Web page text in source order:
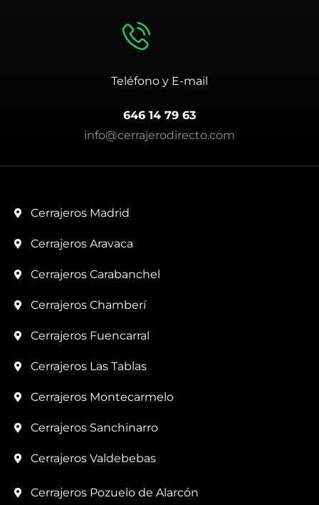
Teléfono y E-mail
646 14 79 63
info@cerrajerodirecto.com
Cerrajeros Madrid
Cerrajeros Aravaca
Cerrajeros Carabanchel
Cerrajeros Chamberí
Cerrajeros Fuencarral
Cerrajeros Las Tablas
Cerrajeros Montecarmelo
Cerrajeros Sanchinarro
Cerrajeros Valdebebas
Cerrajeros Pozuelo de Alarcón